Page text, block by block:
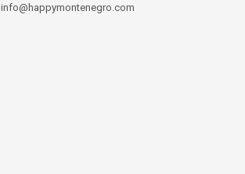
info@happymontenegro.com